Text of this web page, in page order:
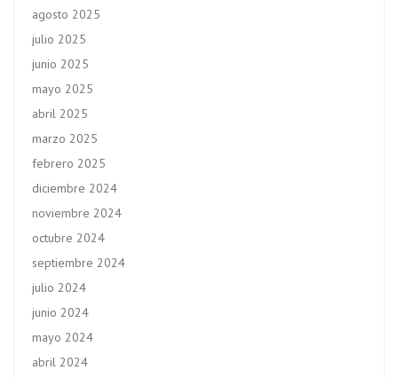
agosto 2025
julio 2025
junio 2025
mayo 2025
abril 2025
marzo 2025
febrero 2025
diciembre 2024
noviembre 2024
octubre 2024
septiembre 2024
julio 2024
junio 2024
mayo 2024
abril 2024